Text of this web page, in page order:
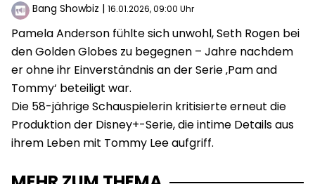
Bang Showbiz | 16.01.2026, 09:00 Uhr
Pamela Anderson fühlte sich unwohl, Seth Rogen bei
den Golden Globes zu begegnen – Jahre nachdem
er ohne ihr Einverständnis an der Serie ‚Pam and
Tommy‘ beteiligt war.
Die 58-jährige Schauspielerin kritisierte erneut die
Produktion der Disney+-Serie, die intime Details aus
ihrem Leben mit Tommy Lee aufgriff.